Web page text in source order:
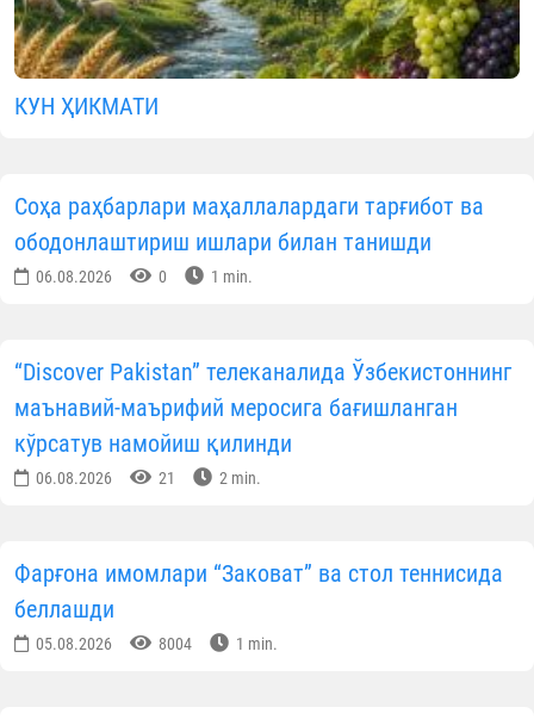
КУН ҲИКМАТИ
Соҳа раҳбарлари маҳаллалардаги тарғибот ва
ободонлаштириш ишлари билан танишди
06.08.2026 0 1 min.
“Discover Pakistan” телеканалида Ўзбекистоннинг
маънавий-маърифий меросига бағишланган
кўрсатув намойиш қилинди
06.08.2026 21 2 min.
Фарғона имомлари “Заковат” ва стол теннисида
беллашди
05.08.2026 8004 1 min.